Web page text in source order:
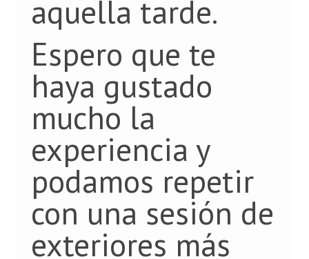
aquella tarde.
Espero que te
haya gustado
mucho la
experiencia y
podamos repetir
con una sesión de
exteriores más